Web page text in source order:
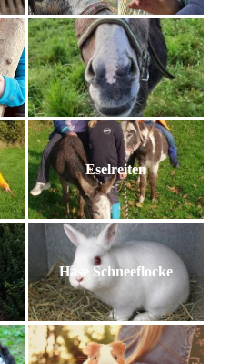
Eselreiten
Hase Schneeflocke